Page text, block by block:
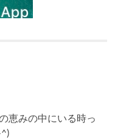
恵みの中にいる時っ